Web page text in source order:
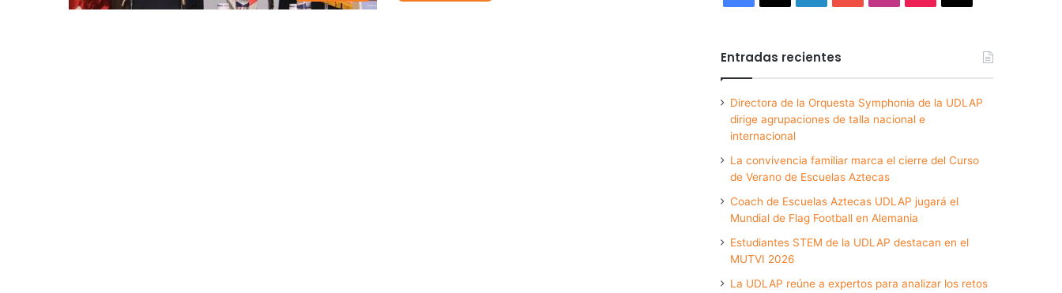
Entradas recientes
Directora de la Orquesta Symphonia de la UDLAP
dirige agrupaciones de talla nacional e
internacional
La convivencia familiar marca el cierre del Curso
de Verano de Escuelas Aztecas
Coach de Escuelas Aztecas UDLAP jugará el
Mundial de Flag Football en Alemania
Estudiantes STEM de la UDLAP destacan en el
MUTVI 2026
La UDLAP reúne a expertos para analizar los retos